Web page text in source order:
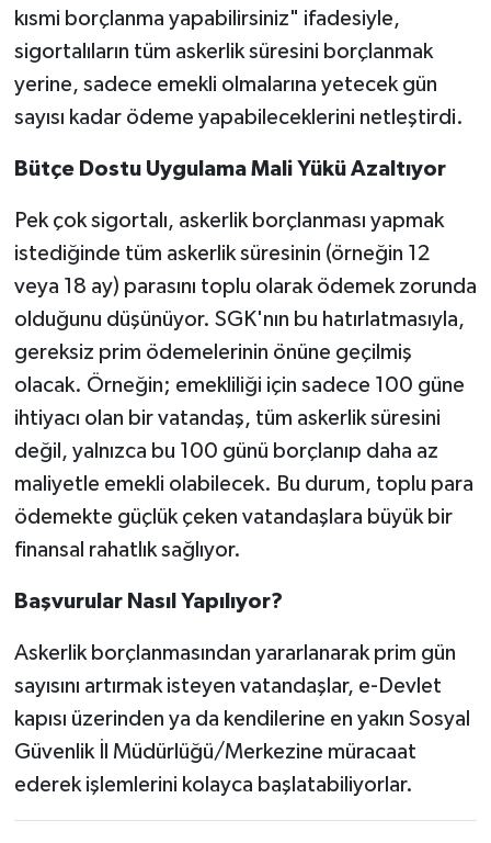
kısmi borçlanma yapabilirsiniz" ifadesiyle,
sigortalıların tüm askerlik süresini borçlanmak
yerine, sadece emekli olmalarına yetecek gün
sayısı kadar ödeme yapabileceklerini netleştirdi.
Bütçe Dostu Uygulama Mali Yükü Azaltıyor
Pek çok sigortalı, askerlik borçlanması yapmak
istediğinde tüm askerlik süresinin (örneğin 12
veya 18 ay) parasını toplu olarak ödemek zorunda
olduğunu düşünüyor. SGK'nın bu hatırlatmasıyla,
gereksiz prim ödemelerinin önüne geçilmiş
olacak. Örneğin; emekliliği için sadece 100 güne
ihtiyacı olan bir vatandaş, tüm askerlik süresini
değil, yalnızca bu 100 günü borçlanıp daha az
maliyetle emekli olabilecek. Bu durum, toplu para
ödemekte güçlük çeken vatandaşlara büyük bir
finansal rahatlık sağlıyor.
Başvurular Nasıl Yapılıyor?
Askerlik borçlanmasından yararlanarak prim gün
sayısını artırmak isteyen vatandaşlar, e-Devlet
kapısı üzerinden ya da kendilerine en yakın Sosyal
Güvenlik İl Müdürlüğü/Merkezine müracaat
ederek işlemlerini kolayca başlatabiliyorlar.